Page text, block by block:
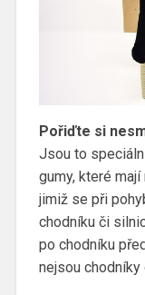
Pořiďte si
Jsou to
gumy, které
jimiž se při
chodníku či
po chodníku
nejsou